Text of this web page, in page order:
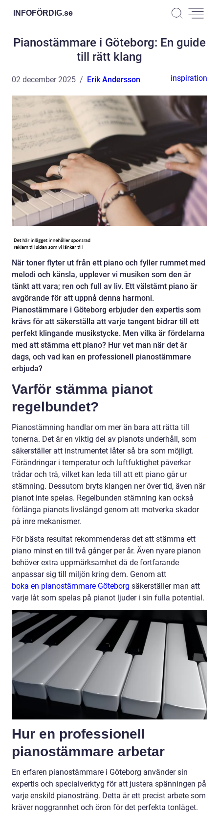
INFOFÖRDIG.se
Pianostämmare i Göteborg: En guide
till rätt klang
02 december 2025 Erik Andersson inspiration
När toner flyter ut från ett piano och fyller rummet med
melodi och känsla, upplever vi musiken som den är
tänkt att vara; ren och full av liv. Ett välstämt piano är
avgörande för att uppnå denna harmoni.
Pianostämmare i Göteborg erbjuder den expertis som
krävs för att säkerställa att varje tangent bidrar till ett
perfekt klingande musikstycke. Men vilka är fördelarna
med att stämma ett piano? Hur vet man när det är
dags, och vad kan en professionell pianostämmare
erbjuda?
Varför stämma pianot
regelbundet?
Pianostämning handlar om mer än bara att rätta till
tonerna. Det är en viktig del av pianots underhåll, som
säkerställer att instrumentet låter så bra som möjligt.
Förändringar i temperatur och luftfuktighet påverkar
trådar och trä, vilket kan leda till att ett piano går ur
stämning. Dessutom bryts klangen ner över tid, även när
pianot inte spelas. Regelbunden stämning kan också
förlänga pianots livslängd genom att motverka skador
på inre mekanismer.
För bästa resultat rekommenderas det att stämma ett
piano minst en till två gånger per år. Även nyare pianon
behöver extra uppmärksamhet då de fortfarande
anpassar sig till miljön kring dem. Genom att
boka en pianostämmare Göteborg säkerställer man att
varje låt som spelas på pianot ljuder i sin fulla potential.
Hur en professionell
pianostämmare arbetar
En erfaren pianostämmare i Göteborg använder sin
expertis och specialverktyg för att justera spänningen på
varje enskild pianosträng. Detta är ett precist arbete som
kräver noggrannhet och öron för det perfekta tonläget.